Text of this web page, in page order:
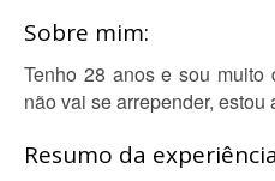
Sobre mim:
Tenho 28 anos e sou
não vai se arrepender,
Resumo da